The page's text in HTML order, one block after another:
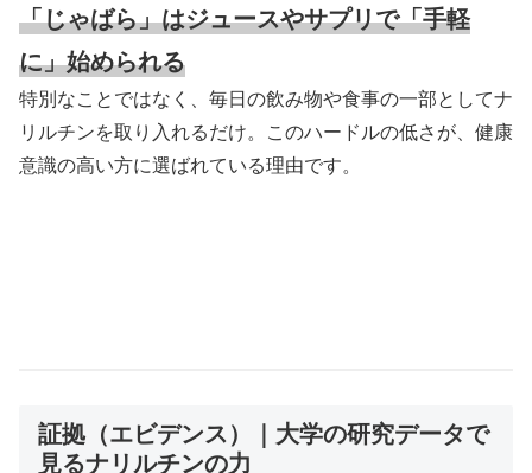
「じゃばら」はジュースやサプリで「手軽
に」始められる
特別なことではなく、毎日の飲み物や食事の一部としてナ
リルチンを取り入れるだけ。このハードルの低さが、健康
意識の高い方に選ばれている理由です。
証拠（エビデンス）｜大学の研究データで
見るナリルチンの力